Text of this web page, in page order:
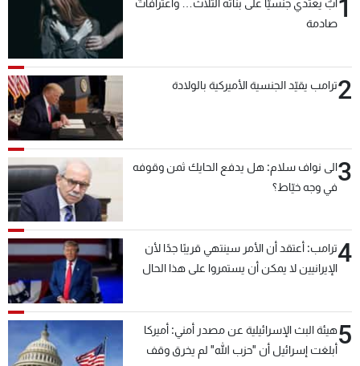
1أبٌ يعتدي جنسيّاً على بناته الثلاث… واعترافاتٌ
صادمة
2ترامب يقيّد الجنسية الأميركية بالولادة
3الى نواف سلام: هل يدفع الحايك ثمن وقوفه
في وجه خيّاط؟
4ترامب: أعتقد أن الأمر سينتهي قريبًا جدًا لأن
الإيرانيين لا يمكن أن يستمروا على هذا الحال
5هيئة البث الإسرائيلية عن مصدر أمني: أميركا
أبلغت إسرائيل أن "حزب الله" لم يخرق وقف